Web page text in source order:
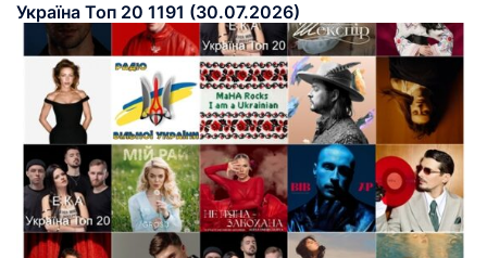
Україна Топ 20 1191 (30.07.2026)